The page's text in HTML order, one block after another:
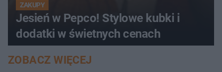
ZAKUPY
Jesień w Pepco! Stylowe kubki i
dodatki w świetnych cenach
ZOBACZ WIĘCEJ